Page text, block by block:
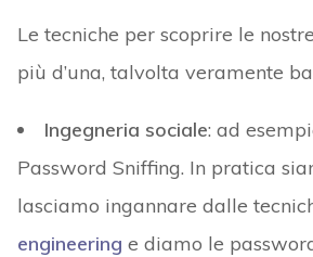
Le tecniche per scoprire le
più d’una, talvolta veramente
Ingegneria sociale: ad
Password Sniffing. In pratica
lasciamo ingannare dalle
engineering e diamo le